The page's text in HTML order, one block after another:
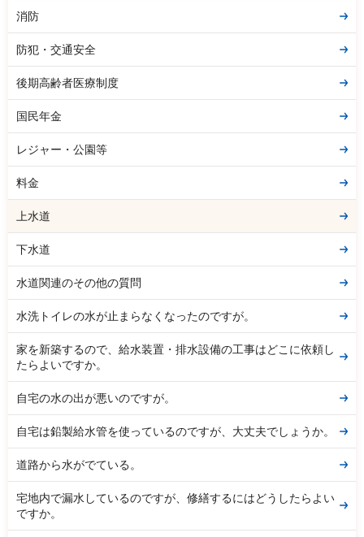
消防
防犯・交通安全
後期高齢者医療制度
国民年金
レジャー・公園等
料金
上水道
下水道
水道関連のその他の質問
水洗トイレの水が止まらなくなったのですが。
家を新築するので、給水装置・排水設備の工事はどこに依頼し
たらよいですか。
自宅の水の出が悪いのですが。
自宅は鉛製給水管を使っているのですが、大丈夫でしょうか。
道路から水がでている。
宅地内で漏水しているのですが、修繕するにはどうしたらよい
ですか。